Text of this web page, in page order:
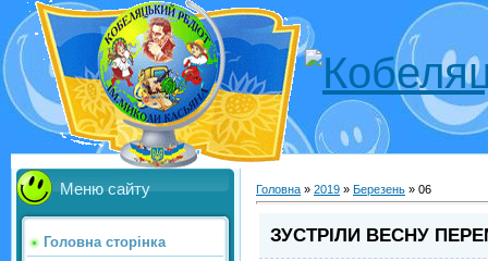
Меню сайту
Головна сторінка
Головна » 2019 » Березень » 06
ЗУСТРІЛИ ВЕСНУ